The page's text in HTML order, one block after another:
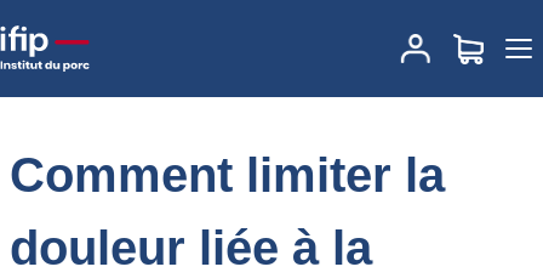
Accueil
Comment limiter la douleur liée à la
castration ?
Comment limiter la
douleur liée à la